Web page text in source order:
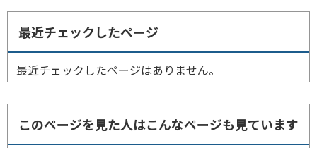
最近チェックしたページ
最近チェックしたページはありません。
このページを見た人はこんなページも見ています